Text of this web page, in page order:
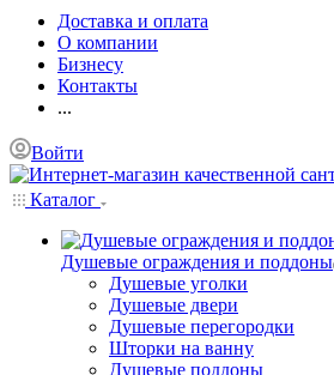
Доставка и оплата
О компании
Бизнесу
Контакты
...
Войти
Каталог
Душевые ограждения и поддоны
Душевые уголки
Душевые двери
Душевые перегородки
Шторки на ванну
Душевые поддоны